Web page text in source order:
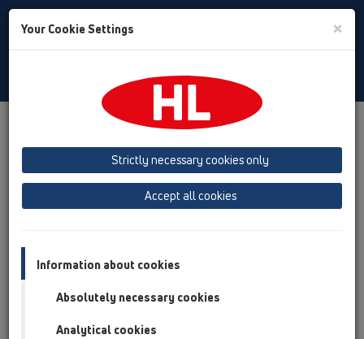
Toggle
přehled produktů 13 Podlahy
Mřížky
HL39 HL39G
Příslušenství
Your Cookie Settings ×
Strictly necessary cookies only
Accept all cookies
Information about cookies
Absolutely necessary cookies
Analytical cookies